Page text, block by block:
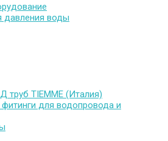
воды
TIEMME (Италия)
для водопровода и